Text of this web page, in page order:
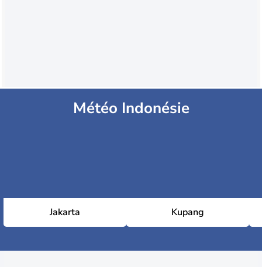
Météo Indonésie
Jakarta Kupang